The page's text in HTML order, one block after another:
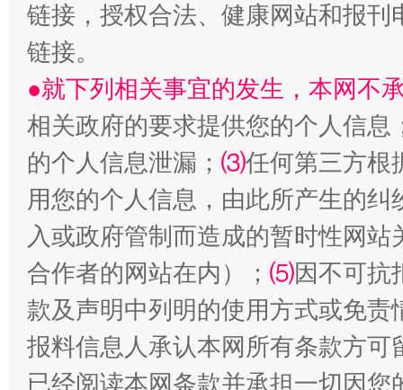
“刷贴”乱象丛生
生
链接，授权合法、健康网站和报
链接。
●就下列相关事宜的发生，本网不
相关政府的要求提供您的个人信息
的个人信息泄漏； ⑶任何第三方根
用您的个人信息，由此所产生的纠
入或政府管制而造成的暂时性网
合作者的网站在内）； ⑸因不可抗
款及声明中列明的使用方式或免责
报料信息人承认本网所有条款方
已经阅读本网条款并承担一切因